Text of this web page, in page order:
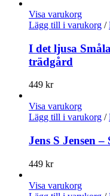
Visa varukorg
Lägg till i varukorg /
I det ljusa
trädgård
449 kr
Visa varukorg
Lägg till i varukorg /
Jens S Jensen
449 kr
Visa varukorg